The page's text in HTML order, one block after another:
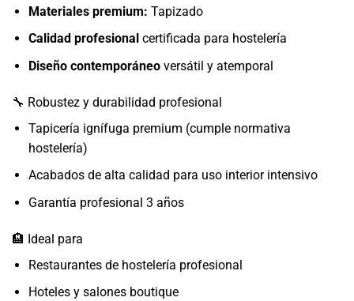
Materiales premium: Tapizado
Calidad profesional certificada para hostelería
Diseño contemporáneoversátil y atemporal
🔧 Robustez y durabilidad profesional
Tapicería ignífuga premium (cumple normativa
hostelería)
Acabados de alta calidad para uso interior intensivo
Garantía profesional 3 años
🏨 Ideal para
Restaurantes de hostelería profesional
Hoteles y salones boutique